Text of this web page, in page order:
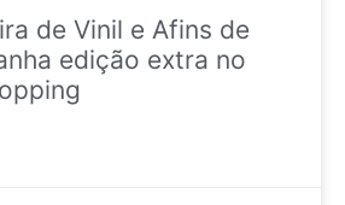
de Vinil e Afins de
edição extra no